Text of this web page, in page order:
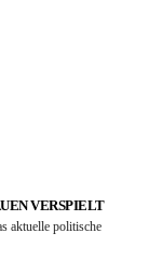
VERSPIELT
aktuelle politische